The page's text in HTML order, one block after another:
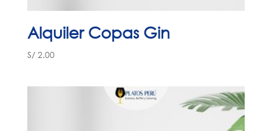
Alquiler Copas Gin
S/2.00